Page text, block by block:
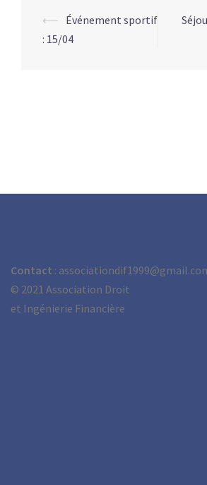
⟵ Événement sportif
: 15/04
Contact :
© 2021 Association Droit
et Ingénierie Financière